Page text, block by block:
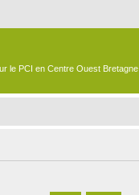
le PCI en Centre Ouest Bretagne